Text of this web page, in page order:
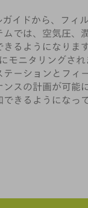
イドから、フィ
では、空気圧、
るようになります
モニタリングさ
ーションとフィ
スの計画が可能
きるようになっ